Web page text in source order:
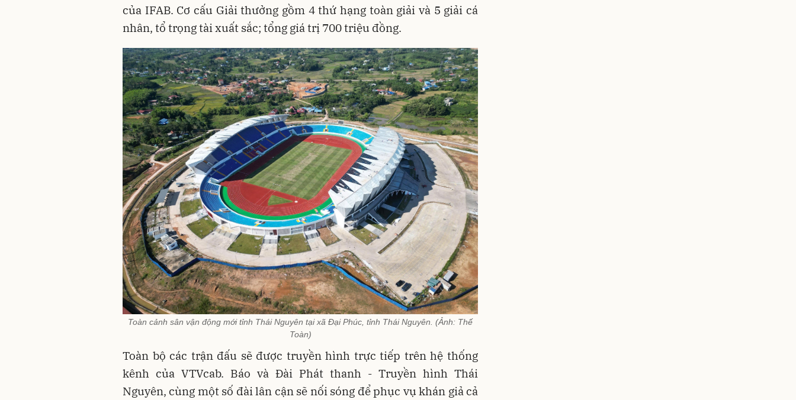
của IFAB. Cơ cấu Giải thưởng gồm 4 thứ hạng toàn giải và 5 giải cá
nhân, tổ trọng tài xuất sắc; tổng giá trị 700 triệu đồng.
Toàn cảnh sân vận động mới tỉnh Thái Nguyên tại xã Đại Phúc, tỉnh Thái Nguyên. (Ảnh: Thế
Toàn)
Toàn bộ các trận đấu sẽ được truyền hình trực tiếp trên hệ thống
kênh của VTVcab. Báo và Đài Phát thanh - Truyền hình Thái
Nguyên, cùng một số đài lân cận sẽ nối sóng để phục vụ khán giả cả